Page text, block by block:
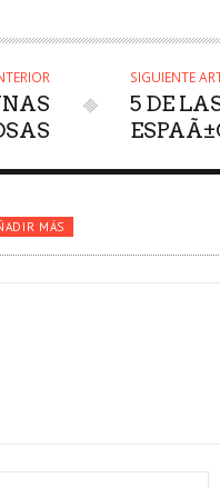
SIGUIENTE
5 DE
MÁS